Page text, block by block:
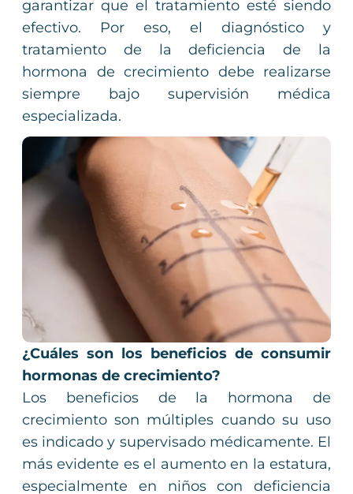
garantizar que el tratamiento esté siendo
efectivo. Por eso, el diagnóstico y
tratamiento de la deficiencia de la
hormona de crecimiento debe realizarse
siempre bajo supervisión médica
especializada.
¿Cuáles son los beneficios de consumir
hormonas de crecimiento?
Los beneficios de la hormona de
crecimiento son múltiples cuando su uso
es indicado y supervisado médicamente. El
más evidente es el aumento en la estatura,
especialmente en niños con deficiencia